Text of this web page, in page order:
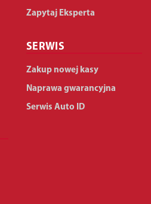
Zapytaj Eksperta
SERWIS
Zakup nowej kasy
Naprawa gwarancyjna
Serwis Auto ID